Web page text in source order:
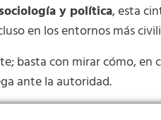
y política, esta
en los entornos más
basta con mirar cómo, en
ante la autoridad.